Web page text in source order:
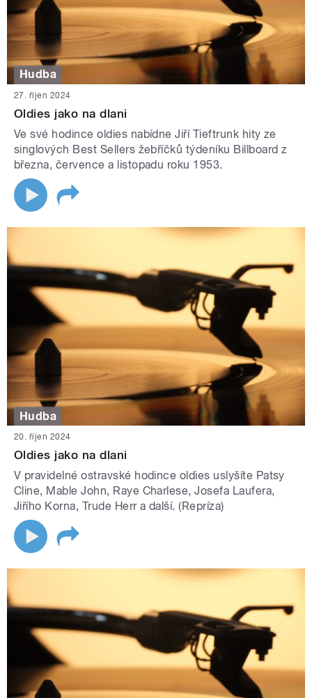
Hudba
27. říjen 2024
Oldies jako na dlani
Ve své hodince oldies nabídne Jiří Tieftrunk hity ze
singlových Best Sellers žebříčků týdeníku Billboard z
března, července a listopadu roku 1953.
Hudba
20. říjen 2024
Oldies jako na dlani
V pravidelné ostravské hodince oldies uslyšíte Patsy
Cline, Mable John, Raye Charlese, Josefa Laufera,
Jiřího Korna, Trude Herr a další. (Repríza)